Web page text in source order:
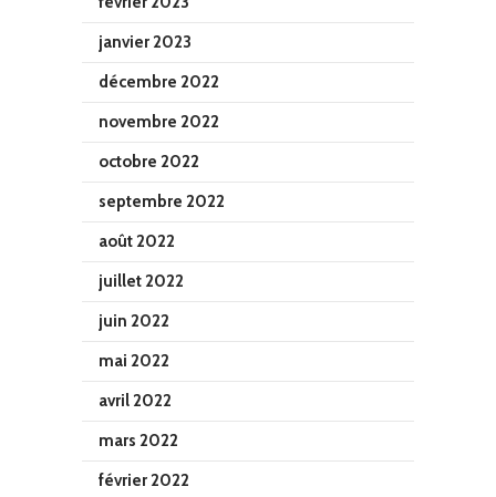
janvier 2023
décembre 2022
novembre 2022
octobre 2022
septembre 2022
août 2022
juillet 2022
juin 2022
mai 2022
avril 2022
mars 2022
février 2022